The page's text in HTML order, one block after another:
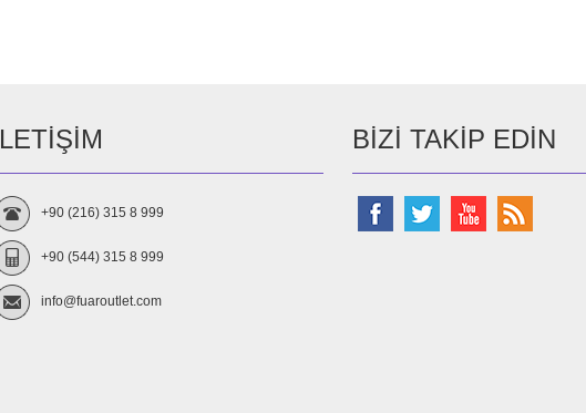
+90 (216) 315 8 999
+90 (544) 315 8 999
info@fuaroutlet.com
BIZI TAKIP EDIN